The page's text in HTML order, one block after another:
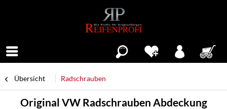
Übersicht Radschrauben
Original VW Radschrauben Abdeckung